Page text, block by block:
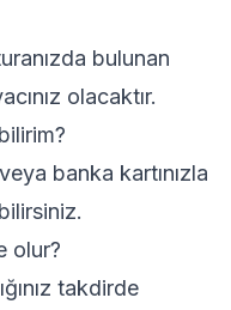
bulunan
olacaktır.
banka kartınızla
olur?
takdirde